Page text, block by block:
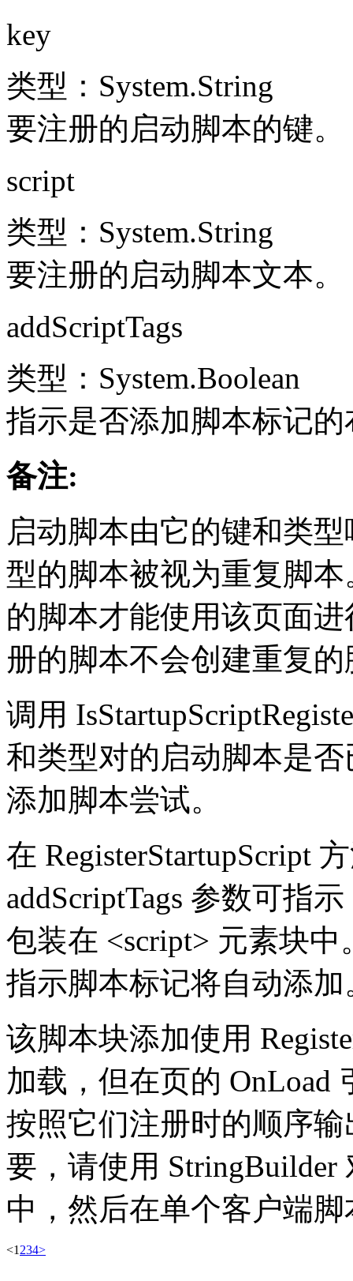
key
类型：System.String
要注册的启动脚本的键。
script
类型：System.String
要注册的启动脚本文本。
addScriptTags
类型：System.Boolean
指示是否添加脚本标记
备注:
启动脚本由它的键和类
型的脚本被视为重复脚
的脚本才能使用该页面
册的脚本不会创建重复的
调用
和类型对的启动脚本是
添加脚本尝试。
在 RegisterStartupScript
addScriptTags 参数可指
包装在 <script> 元素块中
指示脚本标记将自动添加
该脚本块添加使用
加载，但在页的 OnLoad
按照它们注册时的顺序
要，请使用
中，然后在单个客户端
<1 234>